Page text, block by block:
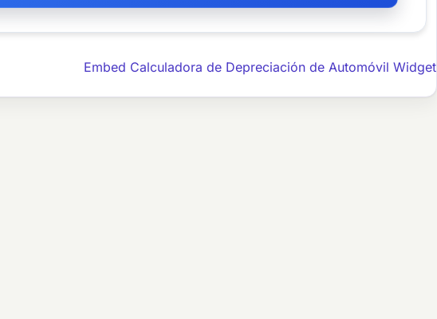
Embed Calculadora de Depreciación de Automóvil Widget